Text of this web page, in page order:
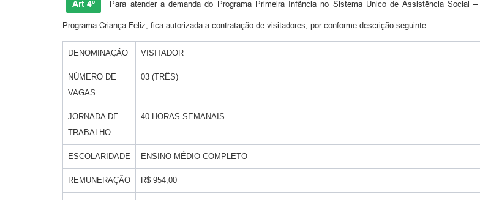
Art 4º Para atender a demanda do Programa Primeira Infância no Sistema Único de Assistência
Programa Criança Feliz, fica autorizada a contratação de visitadores, por conforme descrição seguinte:
DENOMINAÇÃO VISITADOR
NÚMERO DE
VAGAS
03 (TRÊS)
JORNADA DE
TRABALHO
40 HORAS SEMANAIS
ESCOLARIDADE ENSINO MÉDIO COMPLETO
REMUNERAÇÃO R$ 954,00